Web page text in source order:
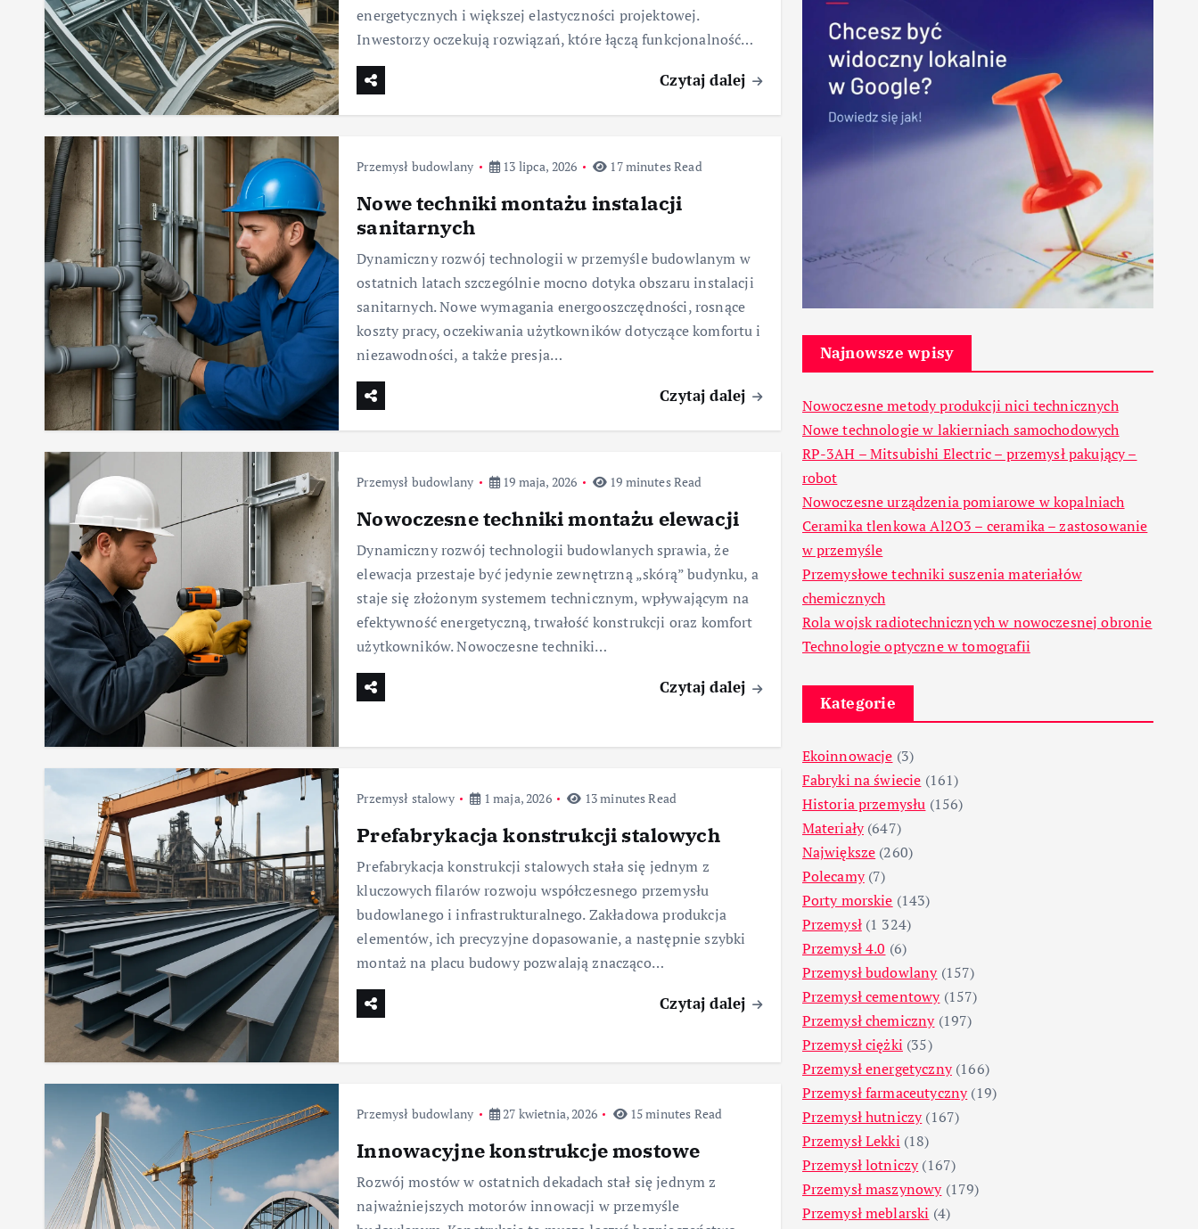
energetycznych i większej elastyczności projektowej.
Inwestorzy oczekują rozwiązań, które łączą funkcjonalność…
Czytaj dalej
Przemysł budowlany 13 lipca, 2026 17 minutes Read
Nowe techniki montażu instalacji
sanitarnych
Dynamiczny rozwój technologii w przemyśle budowlanym w
ostatnich latach szczególnie mocno dotyka obszaru instalacji
sanitarnych. Nowe wymagania energooszczędności, rosnące
koszty pracy, oczekiwania użytkowników dotyczące komfortu i
niezawodności, a także presja…
Czytaj dalej
Przemysł budowlany 19 maja, 2026 19 minutes Read
Nowoczesne techniki montażu elewacji
Dynamiczny rozwój technologii budowlanych sprawia, że
elewacja przestaje być jedynie zewnętrzną „skórą” budynku, a
staje się złożonym systemem technicznym, wpływającym na
efektywność energetyczną, trwałość konstrukcji oraz komfort
użytkowników. Nowoczesne techniki…
Czytaj dalej
Przemysł stalowy 1 maja, 2026 13 minutes Read
Prefabrykacja konstrukcji stalowych
Prefabrykacja konstrukcji stalowych stała się jednym z
kluczowych filarów rozwoju współczesnego przemysłu
budowlanego i infrastrukturalnego. Zakładowa produkcja
elementów, ich precyzyjne dopasowanie, a następnie szybki
montaż na placu budowy pozwalają znacząco…
Czytaj dalej
Przemysł budowlany 27 kwietnia, 2026 15 minutes Read
Innowacyjne konstrukcje mostowe
Rozwój mostów w ostatnich dekadach stał się jednym z
najważniejszych motorów innowacji w przemyśle
Najnowsze wpisy
Nowoczesne metody produkcji nici technicznych
Nowe technologie w lakierniach samochodowych
RP-3AH – Mitsubishi Electric – przemysł pakujący –
robot
Nowoczesne urządzenia pomiarowe w kopalniach
Ceramika tlenkowa Al2O3 – ceramika – zastosowanie
w przemyśle
Przemysłowe techniki suszenia materiałów
chemicznych
Rola wojsk radiotechnicznych w nowoczesnej obronie
Technologie optyczne w tomografii
Kategorie
Ekoinnowacje (3)
Fabryki na świecie (161)
Historia przemysłu (156)
Materiały(647)
Największe (260)
Polecamy(7)
Porty morskie (143)
Przemysł(1 324)
Przemysł 4.0 (6)
Przemysł budowlany(157)
Przemysł cementowy(157)
Przemysł chemiczny(197)
Przemysł ciężki (35)
Przemysł energetyczny(166)
Przemysł farmaceutyczny(19)
Przemysł hutniczy(167)
Przemysł Lekki (18)
Przemysł lotniczy(167)
Przemysł maszynowy(179)
Przemysł meblarski (4)